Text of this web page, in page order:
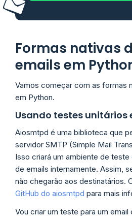
Formas nativas
emails em
Vamos começar com as formas
em Python.
Usando testes unitários
Aiosmtpd é uma biblioteca que
servidor SMTP (Simple Mail
Isso criará um ambiente de
de emails internamente. Assim,
não chegarão aos destinatários.
GitHub do aiosmtpd para mais
Vou criar um teste para um